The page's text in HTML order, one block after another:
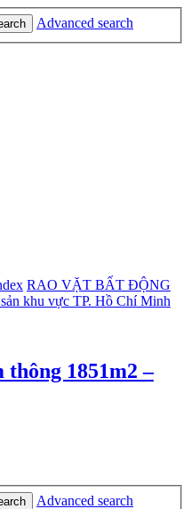
Advanced search
RAO VẶT BẤT ĐỘNG
khu vực TP. Hồ Chí Minh
1851m2 –
Advanced search